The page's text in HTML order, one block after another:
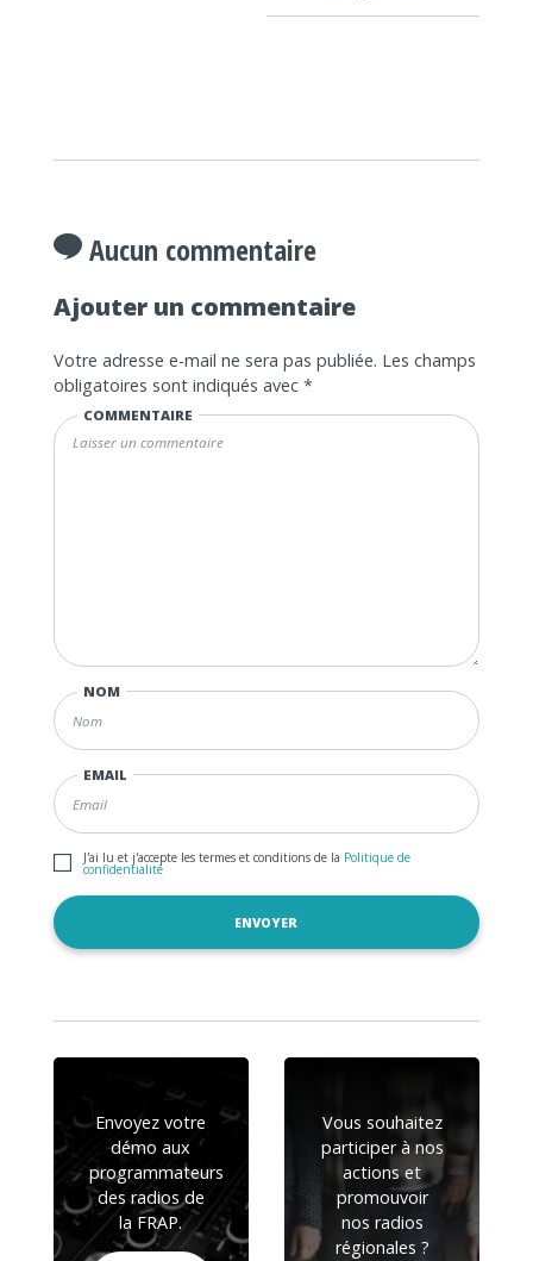
Aucun commentaire
Ajouter un commentaire
Votre adresse e-mail ne sera pas publiée. Les champs
obligatoires sont indiqués avec *
COMMENTAIRE
NOM
EMAIL
J'ai lu et j'accepte les termes et conditions de la Politique de
confidentialité
Envoyez votre
démo aux
programmateurs
des radios de
la FRAP.
Vous souhaitez
participer à nos
actions et
promouvoir
nos radios
régionales ?